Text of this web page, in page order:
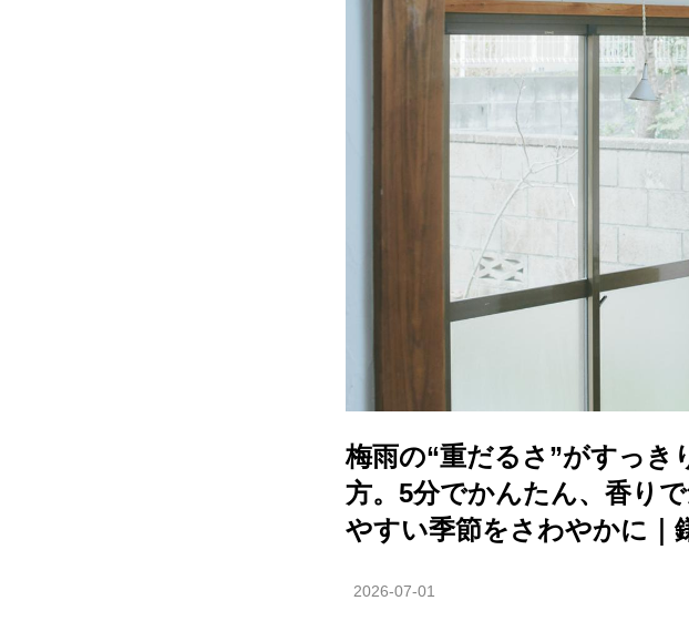
梅雨の“重だるさ”がすっき
方。5分でかんたん、香り
やすい季節をさわやかに｜
2026-07-01